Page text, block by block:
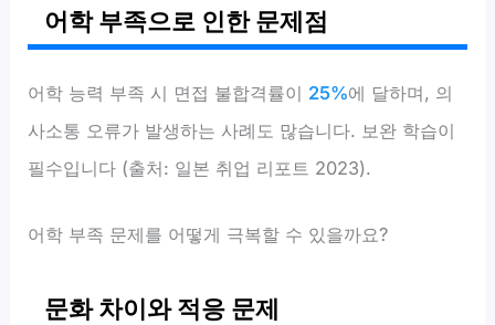
어학 부족으로 인한 문제점
어학 능력 부족 시 면접 불합격률이 25%에 달하며, 의
사소통 오류가 발생하는 사례도 많습니다. 보완 학습이
필수입니다 (출처: 일본 취업 리포트 2023).
어학 부족 문제를 어떻게 극복할 수 있을까요?
문화 차이와 적응 문제